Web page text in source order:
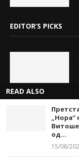
EDITOR’S PICKS
READ ALSO
„Нора“
од...
15/08/